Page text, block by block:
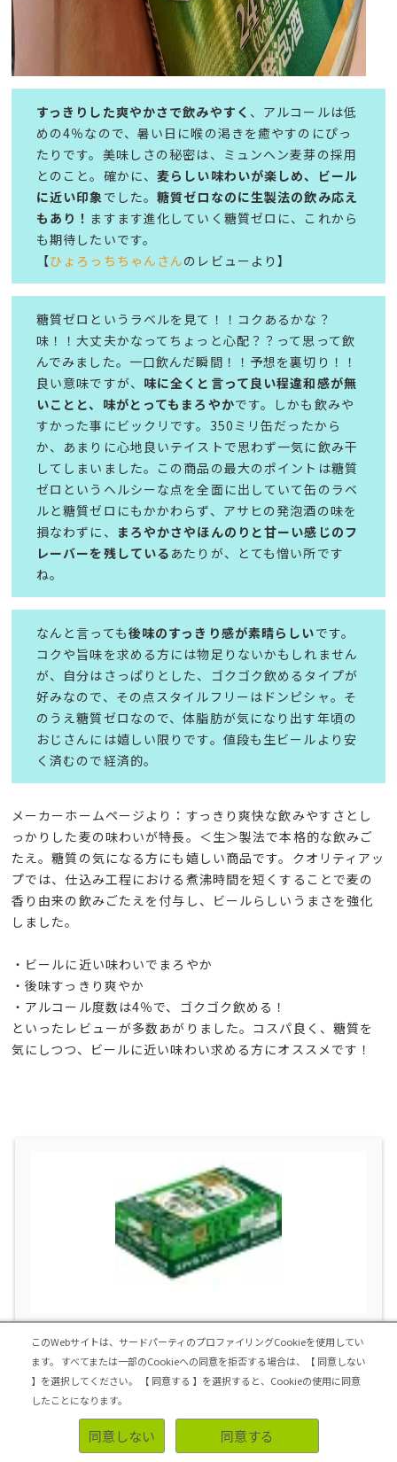
すっきりした爽やかさで飲みやすく 、アルコールは低
めの4％なので、暑い日に喉の渇きを癒やすのにぴっ
たりです。美味しさの秘密は、ミュンヘン麦芽の採用
とのこと。確かに、麦らしい味わいが楽しめ、ビール
に近い印象でした。糖質ゼロなのに生製法の飲み応え
もあり！ ますます進化していく糖質ゼロに、これから
も期待したいです。
【ひょろっちちゃんさんのレビューより】
糖質ゼロというラベルを見て！！コクあるかな？
味！！大丈夫かなってちょっと心配？？って思って飲
んでみました。一口飲んだ瞬間！！予想を裏切り！！
良い意味ですが、 味に全くと言って良い程違和感が無
いことと、味がとってもまろやかです。しかも飲みや
すかった事にビックリです。350ミリ缶だったから
か、あまりに心地良いテイストで思わず一気に飲み干
してしまいました。この商品の最大のポイントは糖質
ゼロというヘルシーな点を全面に出していて缶のラベ
ルと糖質ゼロにもかかわらず、アサヒの発泡酒の味を
損なわずに、 まろやかさやほんのりと甘ーい感じのフ
レーバーを残している あたりが、とても憎い所です
ね。
なんと言っても後味のすっきり感が素晴らしいです。
コクや旨味を求める方には物足りないかもしれません
が、自分はさっぱりとした、ゴクゴク飲めるタイプが
好みなので、その点スタイルフリーはドンピシャ。そ
のうえ糖質ゼロなので、体脂肪が気になり出す年頃の
おじさんには嬉しい限りです。値段も生ビールより安
く済むので経済的。
メーカーホームページより：すっきり爽快な飲みやすさとし
っかりした麦の味わいが特長。＜生＞製法で本格的な飲みご
たえ。糖質の気になる方にも嬉しい商品です。クオリティアッ
プでは、仕込み工程における煮沸時間を短くすることで麦の
香り由来の飲みごたえを付与し、ビールらしいうまさを強化
しました。
・ビールに近い味わいでまろやか
・後味すっきり爽やか
・アルコール度数は4％で、ゴクゴク飲める！
といったレビューが多数あがりました。コスパ良く、糖質を
気にしつつ、ビールに近い味わい求める方にオススメです！
アサヒビール スタイルフリー＜生＞ 缶３５０
Amazon
Yahooショッピング
このWebサイトは、サードパーティのプロファイリングCookieを使用してい
ます。
すべてまたは一部のCookieへの同意を拒否する場合は、【 同意しない
】を選択してください。
【 同意する 】を選択すると、Cookieの使用に同意
したことになります。
同意しない 同意する